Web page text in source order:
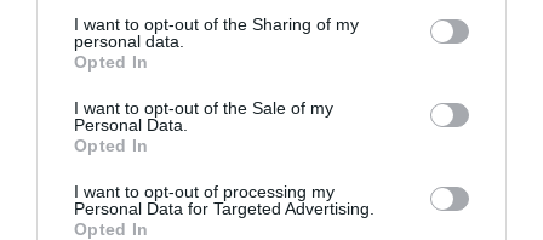
not limited to your visit or usage behaviour. You may click to
grant or deny consent to Google and its third-party tags to
use your data for below specified purposes in below Google
consent section.
I want to opt-out of the Sharing of my
personal data.
Opted In
I want to opt-out of the Sale of my
Personal Data.
Opted In
I want to opt-out of processing my
Personal Data for Targeted Advertising.
Opted In
Όλο το καλοκαίρι σε μία κουταλιά – Η σπιτική